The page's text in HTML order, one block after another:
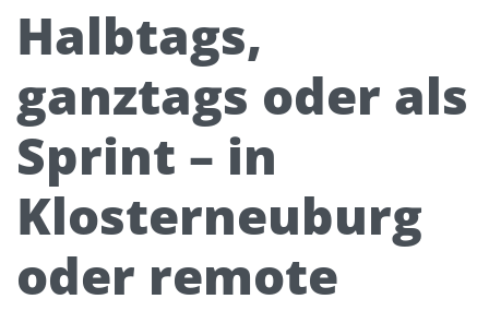
Halbtags,
ganztags oder als
Sprint – in
Klosterneuburg
oder remote